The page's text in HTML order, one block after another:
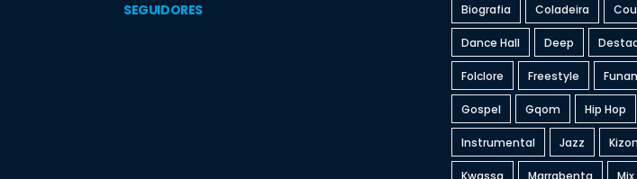
SEGUIDORES Biografia Coladeira
Dance Hall Deep
Folclore Freestyle
Gospel Gqom Hip Hop
Instrumental Jazz
Kwassa Marrabenta Mix